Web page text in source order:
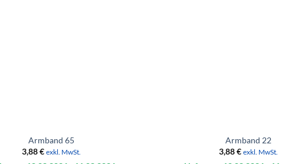
Armband 65
3,88€ exkl. MwSt.
Armband 22
3,88€ exkl. MwSt.